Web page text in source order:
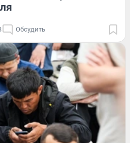
Обсудить